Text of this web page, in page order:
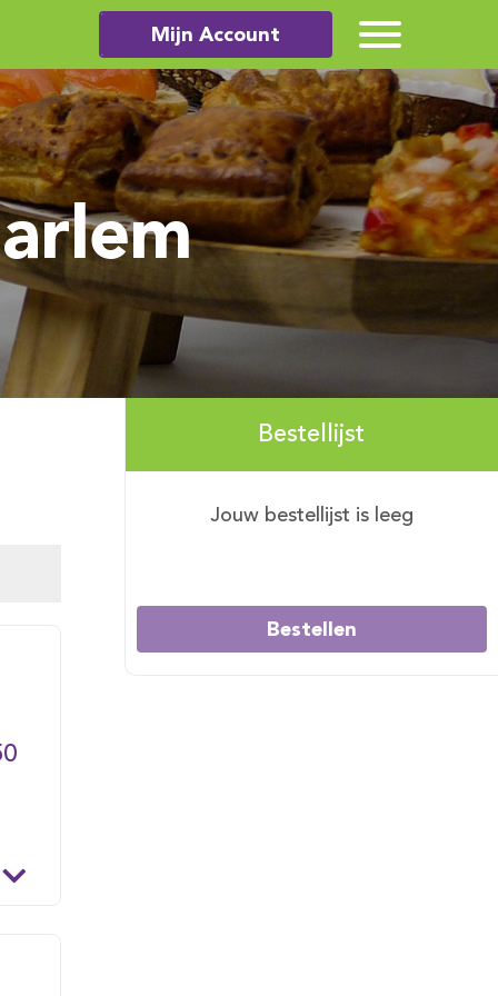
Mijn Account
Bestellijst
Jouw bestellijst is leeg
Bestellen